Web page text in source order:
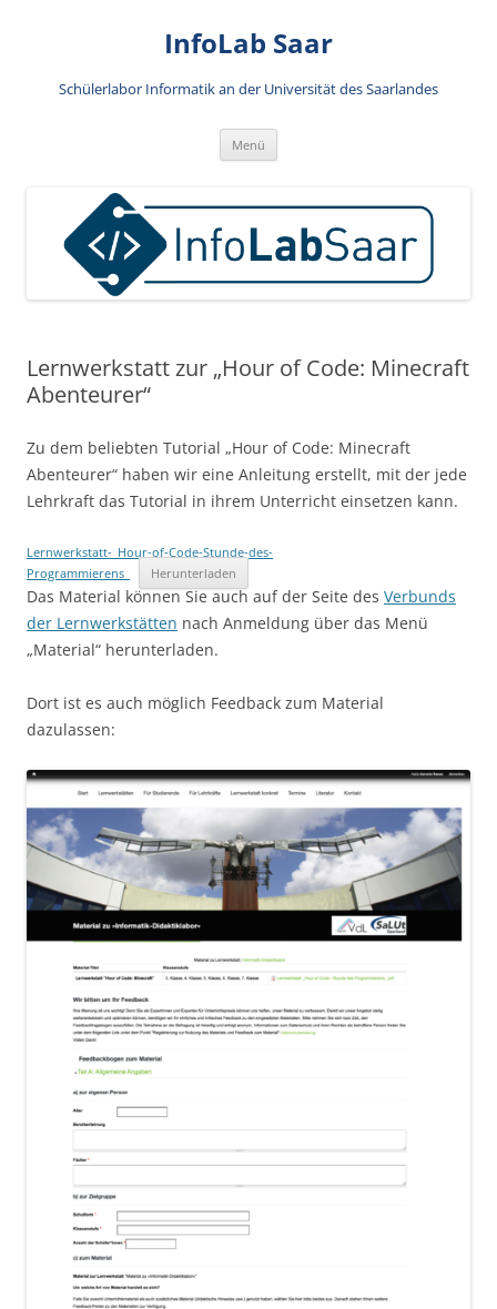
InfoLab Saar
Schülerlabor Informatik an der Universität des Saarlandes
Menü
Lernwerkstatt zur „Hour of Code: Minecraft
Abenteurer“
Zu dem beliebten Tutorial „Hour of Code: Minecraft
Abenteurer“ haben wir eine Anleitung erstellt, mit der jede
Lehrkraft das Tutorial in ihrem Unterricht einsetzen kann.
Lernwerkstatt-_Hour-of-Code-Stunde-des-
Programmierens_
Herunterladen
Das Material können Sie auch auf der Seite des Verbunds
der Lernwerkstätten nach Anmeldung über das Menü
„Material“ herunterladen.
Dort ist es auch möglich Feedback zum Material
dazulassen: